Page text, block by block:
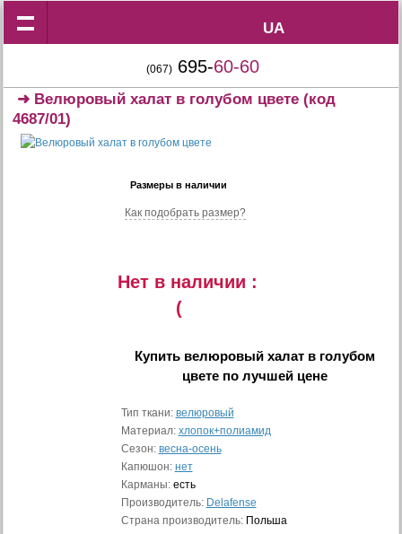
UA
UA
(067) 695-60-60
➜ Велюровый халат в голубом цвете (код
4687/01)
Размеры в наличии
Как подобрать размер?
Нет в наличии :
(
Купить велюровый халат в голубом
цветепо лучшей цене
Тип ткани: велюровый
Материал: хлопок+полиамид
Сезон: весна-осень
Капюшон: нет
Карманы: есть
Производитель: Delafense
Страна производитель: Польша